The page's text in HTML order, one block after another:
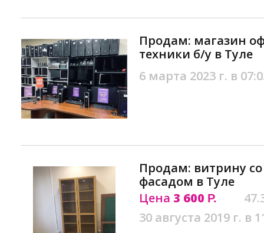
Продам: магазин
техники б/у в Туле
6 марта 2023 г. в
Продам: витрину
фасадом в Туле
Цена 3 600 Р.
30 августа 2019 г. в